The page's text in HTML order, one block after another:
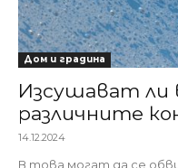
Дом и градина
Изсушават ли
различните
14.12.2024
В това могат да се